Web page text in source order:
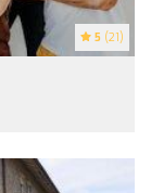
5 (21)